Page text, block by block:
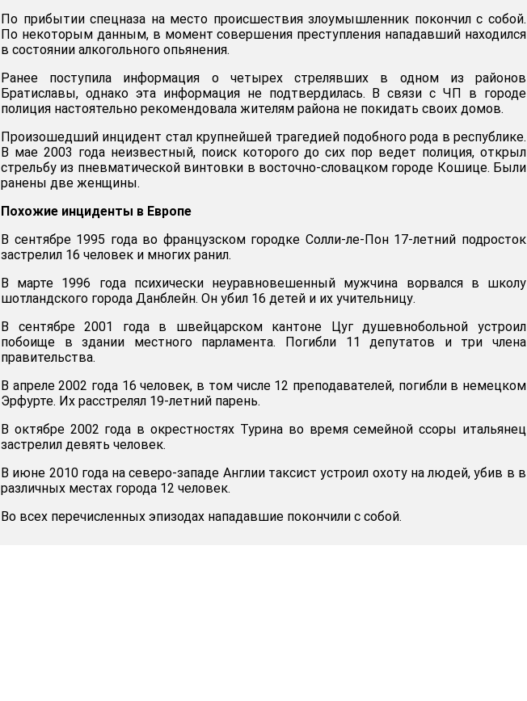
По прибытии спецназа на место происшествия злоумышленник покончил с собой.
По некоторым данным, в момент совершения преступления нападавший находился
в состоянии алкогольного опьянения.
Ранее поступила информация о четырех стрелявших в одном из районов
Братиславы, однако эта информация не подтвердилась. В связи с ЧП в городе
полиция настоятельно рекомендовала жителям района не покидать своих домов.
Произошедший инцидент стал крупнейшей трагедией подобного рода в республике.
В мае 2003 года неизвестный, поиск которого до сих пор ведет полиция, открыл
стрельбу из пневматической винтовки в восточно-словацком городе Кошице. Были
ранены две женщины.
Похожие инциденты в Европе
В сентябре 1995 года во французском городке Солли-ле-Пон 17-летний подросток
застрелил 16 человек и многих ранил.
В марте 1996 года психически неуравновешенный мужчина ворвался в школу
шотландского города Данблейн. Он убил 16 детей и их учительницу.
В сентябре 2001 года в швейцарском кантоне Цуг душевнобольной устроил
побоище в здании местного парламента. Погибли 11 депутатов и три члена
правительства.
В апреле 2002 года 16 человек, в том числе 12 преподавателей, погибли в немецком
Эрфурте. Их расстрелял 19-летний парень.
В октябре 2002 года в окрестностях Турина во время семейной ссоры итальянец
застрелил девять человек.
В июне 2010 года на северо-западе Англии таксист устроил охоту на людей, убив в в
различных местах города 12 человек.
Во всех перечисленных эпизодах нападавшие покончили с собой.